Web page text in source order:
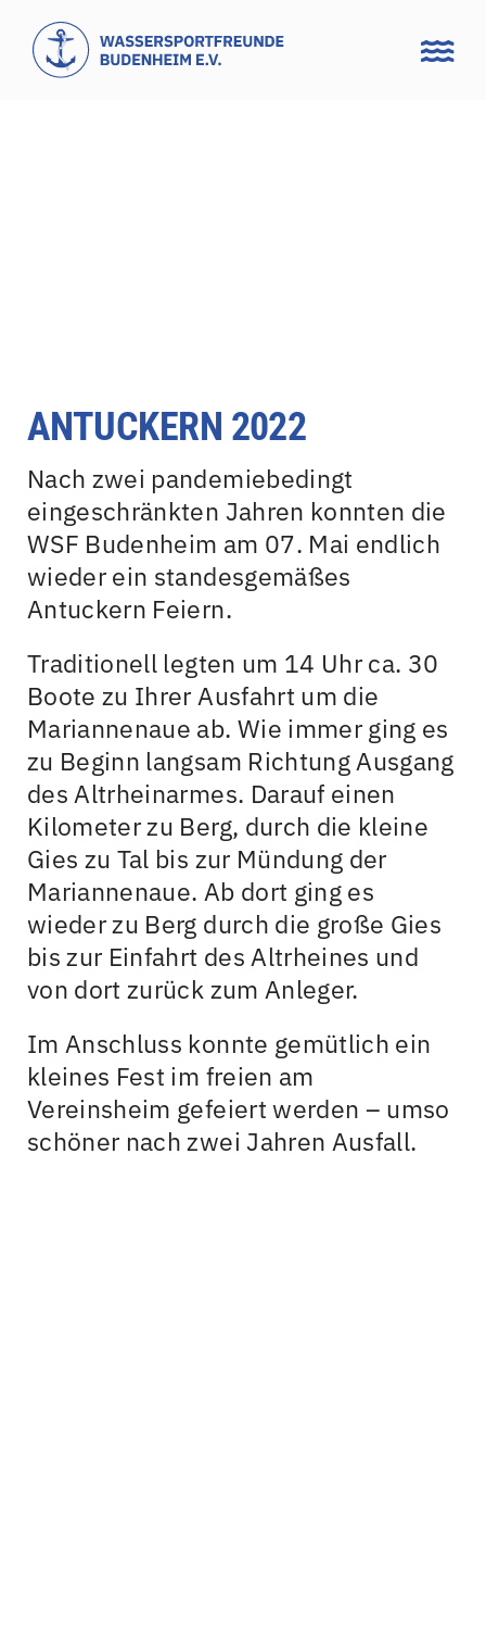
Zum
Inhalt
springen
ANTUCKERN 2022
Nach zwei pandemiebedingt
eingeschränkten Jahren konnten die
WSF Budenheim am 07. Mai endlich
wieder ein standesgemäßes
Antuckern Feiern.
Traditionell legten um 14 Uhr ca. 30
Boote zu Ihrer Ausfahrt um die
Mariannenaue ab. Wie immer ging es
zu Beginn langsam Richtung Ausgang
des Altrheinarmes. Darauf einen
Kilometer zu Berg, durch die kleine
Gies zu Tal bis zur Mündung der
Mariannenaue. Ab dort ging es
wieder zu Berg durch die große Gies
bis zur Einfahrt des Altrheines und
von dort zurück zum Anleger.
Im Anschluss konnte gemütlich ein
kleines Fest im freien am
Vereinsheim gefeiert werden – umso
schöner nach zwei Jahren Ausfall.